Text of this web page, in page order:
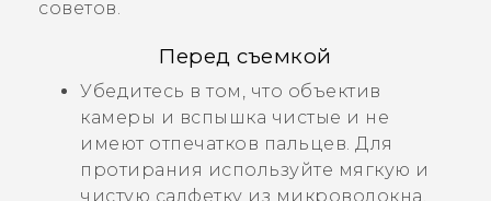
советов.
Перед съемкой
Убедитесь в том, что объектив
камеры и вспышка чистые и не
имеют отпечатков пальцев. Для
протирания используйте мягкую и
чистую салфетку из микроволокна.